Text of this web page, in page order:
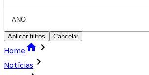
ANO
Aplicar filtros Cancelar
Home
Notícias